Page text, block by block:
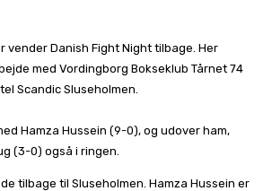
vender Danish Fight Night tilbage. Her
med Vordingborg Bokseklub Tårnet 74
Scandic Sluseholmen.
Hamza Hussein (9-0), og udover ham,
(3-0) også i ringen.
tilbage til Sluseholmen. Hamza Hussein er